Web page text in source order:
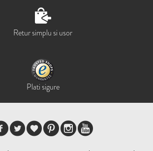
Retur simplu si usor
Plati sigure